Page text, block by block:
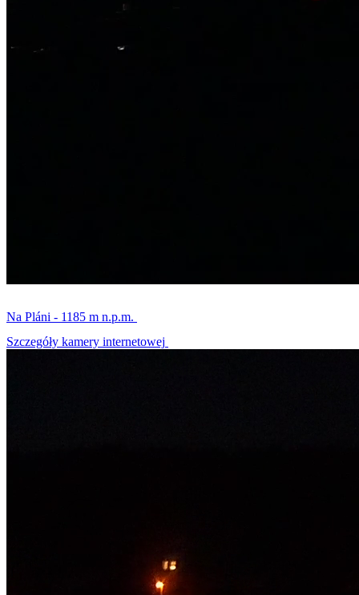
Na Pláni - 1185 m n.p.m.
Szczegóły kamery internetowej